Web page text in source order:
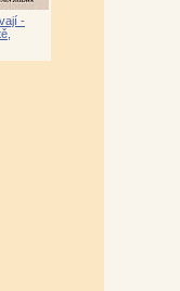
kolektiv)
Pohorecký)
(1888-
Novák)
-